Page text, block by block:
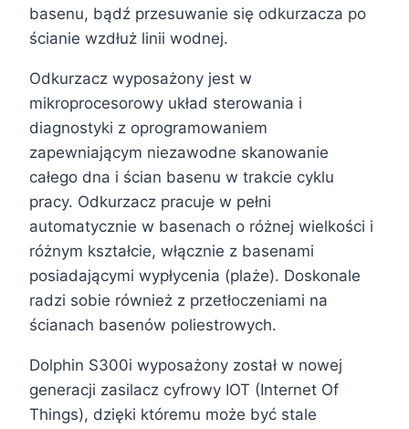
basenu, bądź przesuwanie się odkurzacza po
ścianie wzdłuż linii wodnej.
Odkurzacz wyposażony jest w
mikroprocesorowy układ sterowania i
diagnostyki z oprogramowaniem
zapewniającym niezawodne skanowanie
całego dna i ścian basenu w trakcie cyklu
pracy. Odkurzacz pracuje w pełni
automatycznie w basenach o różnej wielkości i
różnym kształcie, włącznie z basenami
posiadającymi wypłycenia (plaże). Doskonale
radzi sobie również z przetłoczeniami na
ścianach basenów poliestrowych.
Dolphin S300i wyposażony został w nowej
generacji zasilacz cyfrowy IOT (Internet Of
Things), dzięki któremu może być stale